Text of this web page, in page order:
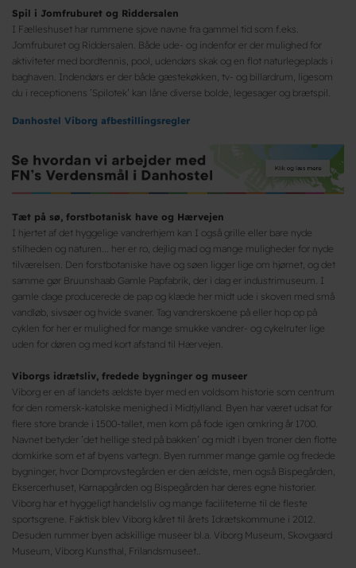
Spil i Jomfruburet og Riddersalen
I Fælleshuset har rummene sjove navne fra gammel tid som f.eks.
Jomfruburet og Riddersalen. Både ude- og indenfor er der mulighed for
aktiviteter med bordtennis, pool, udendørs skak og en flot naturlegeplads i
baghaven. Indendørs er der både gæstekøkken, tv- og billardrum, ligesom
du i receptionens ’Spilotek’ kan låne diverse bolde, legesager og brætspil.
Danhostel Viborg afbestillingsregler
Tæt på sø, forstbotanisk have og Hærvejen
I hjertet af det hyggelige vandrerhjem kan I også grille eller bare nyde
stilheden og naturen... her er ro, dejlig mad og mange muligheder for nyde
tilværelsen. Den forstbotaniske have og søen ligger lige om hjørnet, og det
samme gør Bruunshaab Gamle Papfabrik, der i dag er industrimuseum. I
gamle dage producerede de pap og klæde her midt ude i skoven med små
vandløb, sivsøer og hvide svaner. Tag vandrerskoene på eller hop op på
cyklen for her er mulighed for mange smukke vandrer- og cykelruter lige
uden for døren og med kort afstand til Hærvejen.
Viborgs idrætsliv, fredede bygninger og museer
Viborg er en af landets ældste byer med en voldsom historie som centrum
for den romersk-katolske menighed i Midtjylland. Byen har været udsat for
flere store brande i 1500-tallet, men kom på fode igen omkring år 1700.
Navnet betyder ’det hellige sted på bakken’ og midt i byen troner den flotte
domkirke som et af byens vartegn. Byen rummer mange gamle og fredede
bygninger, hvor Domprovstegården er den ældste, men også Bispegården,
Eksercerhuset, Karnapgården og Bispegården har deres egne historier.
Viborg har et hyggeligt handelsliv og mange faciliteterne til de fleste
sportsgrene. Faktisk blev Viborg kåret til årets Idrætskommune i 2012.
Desuden rummer byen adskillige museer bl.a. Viborg Museum, Skovgaard
Museum, Viborg Kunsthal, Frilandsmuseet..